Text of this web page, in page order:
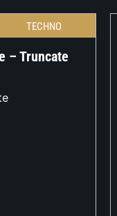
TECHNO
– Truncate